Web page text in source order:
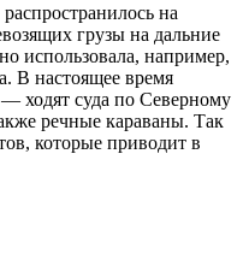
на
грузы на дальние
использовала, например,
В настоящее время
ходят суда по Северному
речные караваны. Так
которые приводит в